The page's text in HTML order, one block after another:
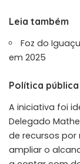
Leia também
Foz do
em 2025
Política
A iniciativa foi
Delegado
de recursos por
ampliar o